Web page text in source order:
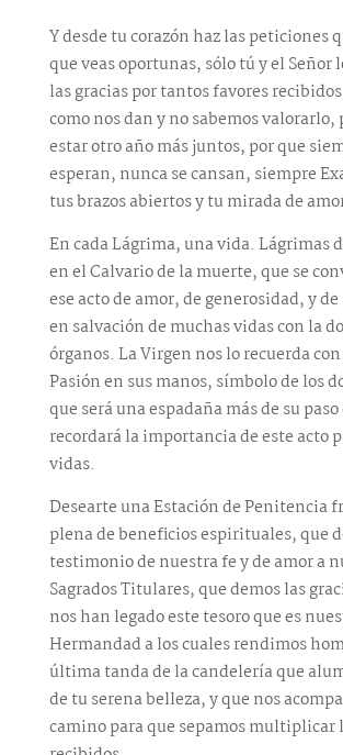
Y desde tu corazón haz las peticiones
que veas oportunas, sólo tú y el Señor
las gracias por tantos favores
como nos dan y no sabemos valorarlo,
estar otro año más juntos, por que
esperan, nunca se cansan, siempre
tus brazos abiertos y tu mirada de
En cada Lágrima, una vida. Lágrimas
en el Calvario de la muerte, que se
ese acto de amor, de generosidad, y
en salvación de muchas vidas con la
órganos. La Virgen nos lo recuerda con
Pasión en sus manos, símbolo de los
que será una espadaña más de su
recordará la importancia de este acto
vidas.
Desearte una Estación de Penitencia
plena de beneficios espirituales, que
testimonio de nuestra fe y de amor a
Sagrados Titulares, que demos las
nos han legado este tesoro que es
Hermandad a los cuales rendimos
última tanda de la candelería que
de tu serena belleza, y que nos
camino para que sepamos multiplicar